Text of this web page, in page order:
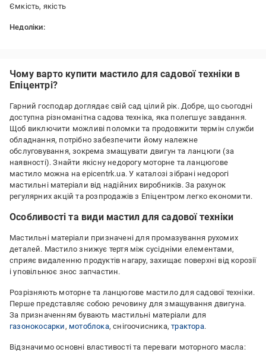
Ємкість, якість
Недоліки:
Чому варто купити мастило для садової техніки в
Епіцентрі?
Гарний господар доглядає свій сад цілий рік. Добре, що сьогодні
доступна різноманітна садова техніка, яка полегшує завдання.
Щоб виключити можливі поломки та продовжити термін служби
обладнання, потрібно забезпечити йому належне
обслуговування, зокрема змащувати двигун та ланцюги (за
наявності). Знайти якісну недорогу моторне та ланцюгове
мастило можна на epicentrk.ua. У каталозі зібрані недорогі
мастильні матеріали від надійних виробників. За рахунок
регулярних акцій та розпродажів з Епіцентром легко економити.
Особливості та види мастил для садової техніки
Мастильні матеріали призначені для промазування рухомих
деталей. Мастило знижує тертя між сусідніми елементами,
сприяє видаленню продуктів нагару, захищає поверхні від корозії
і уповільнює знос запчастин.
Розрізняють моторне та ланцюгове мастило для садової техніки.
Перше представляє собою речовину для змащування двигуна.
За призначенням бувають мастильні матеріали для
газонокосарки, мотоблока, снігоочисника,трактора.
Відзначимо основні властивості та переваги моторного масла: